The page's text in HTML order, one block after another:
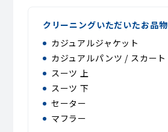
クリーニングいただいたお品物
カジュアルジャケット
カジュアルパンツ / スカート
スーツ 上
スーツ 下
セーター
マフラー